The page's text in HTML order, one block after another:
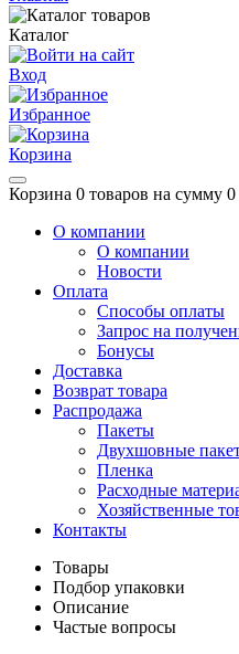
Каталог
Вход
Избранное
Корзина
Корзина 0 товаров на сумму 0
О компании
О компании
Новости
Оплата
Способы оплаты
Запрос на
Бонусы
Доставка
Возврат товара
Распродажа
Пакеты
Двухшовные
Пленка
Расходные
Хозяйственные
Контакты
Товары
Подбор упаковки
Описание
Частые вопросы